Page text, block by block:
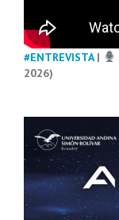
#ENTREVISTA|
2026)